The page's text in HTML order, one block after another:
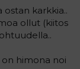
ostan karkkia..
ollut (kiitos
himona noi